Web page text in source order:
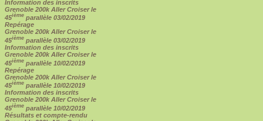
Information des inscrits
Grenoble 200k Aller Croiser le
45ième parallèle 03/02/2019
Repérage
Grenoble 200k Aller Croiser le
45ième parallèle 03/02/2019
Information des inscrits
Grenoble 200k Aller Croiser le
45ième parallèle 10/02/2019
Repérage
Grenoble 200k Aller Croiser le
45ième parallèle 10/02/2019
Information des inscrits
Grenoble 200k Aller Croiser le
45ième parallèle 10/02/2019
Résultats et compte-rendu